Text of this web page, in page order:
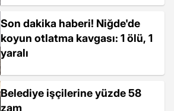
Son dakika haberi! Niğde'de
koyun otlatma kavgası: 1 ölü, 1
yaralı
Belediye işçilerine yüzde 58
zam